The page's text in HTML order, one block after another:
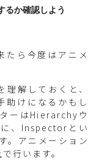
か確認しよう
たら今度はアニメ
解しておくと、
助けになるかもし
ーはHierarchyウ
、Inspectorとい
。アニメーション
行います。